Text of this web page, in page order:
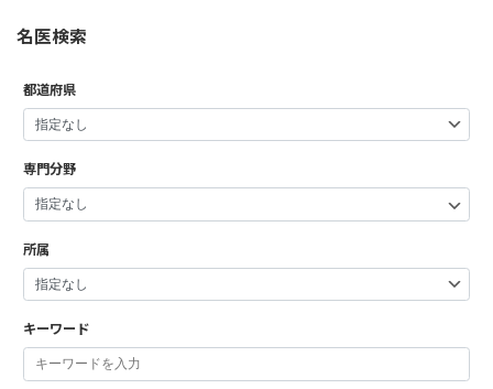
名医検索
都道府県
専門分野
所属
キーワード